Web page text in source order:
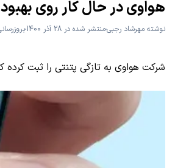
هواوی در حال کار روی
نوشته مهرشاد رجبیمنتشر شده در 28 آذر 1400 بروزرسانی در 09
شرکت هواوی به تازگی پتنتی را ثبت